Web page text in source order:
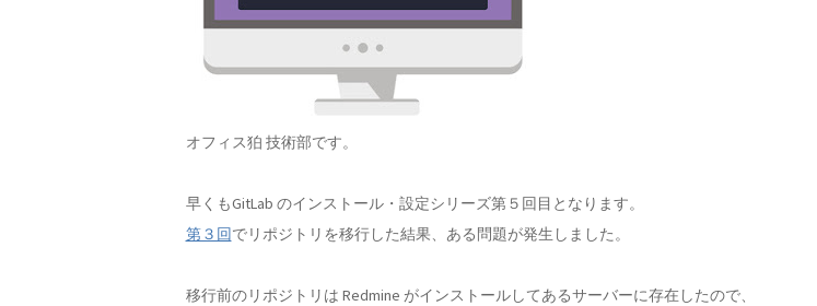
オフィス狛 技術部です。
早くもGitLab のインストール・設定シリーズ第５回目となります。
第３回でリポジトリを移行した結果、ある問題が発生しました。
移行前のリポジトリは Redmine がインストールしてあるサーバーに存在したので、